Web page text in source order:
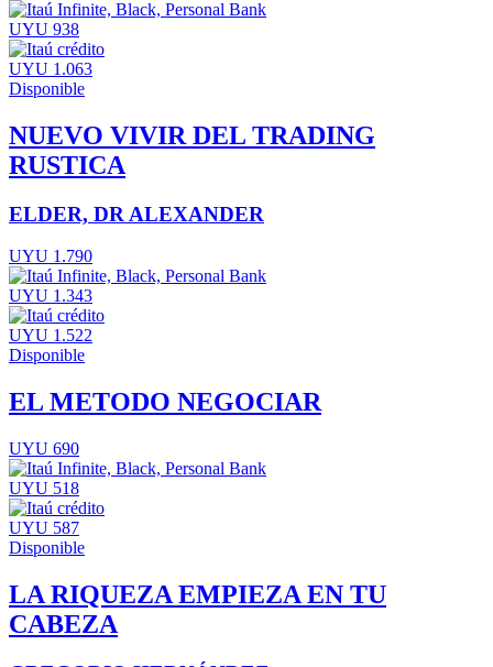
UYU 938
UYU 1.063
Disponible
NUEVO VIVIR DEL TRADING
RUSTICA
ELDER, DR ALEXANDER
UYU 1.790
UYU 1.343
UYU 1.522
Disponible
EL METODO NEGOCIAR
UYU 690
UYU 518
UYU 587
Disponible
LA RIQUEZA EMPIEZA EN TU
CABEZA